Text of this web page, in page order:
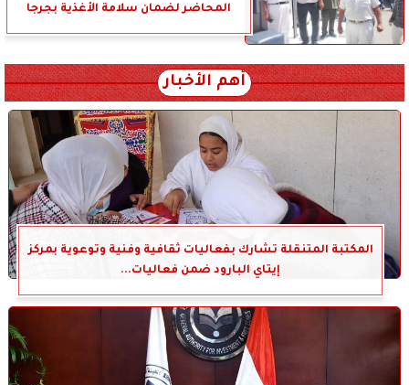
المحاضر لضمان سلامة الأغذية بجرجا
أهم الأخبار
المكتبة المتنقلة تشارك بفعاليات ثقافية وفنية وتوعوية بمركز
إيتاي البارود ضمن فعاليات...